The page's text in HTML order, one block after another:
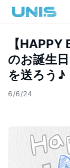
【
のお誕生
を送ろう♪
6/6/24